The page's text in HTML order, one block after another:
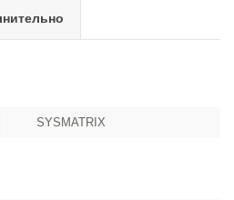
SYSMATRIX